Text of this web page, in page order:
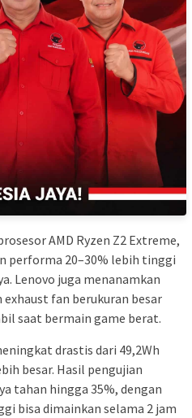
AMD Ryzen Z2 Extreme,
performa 20–30% lebih tinggi
Lenovo juga menanamkan
fan berukuran besar
saat bermain game berat.
drastis dari 49,2Wh
besar. Hasil pengujian
tahan hingga 35%, dengan
bisa dimainkan selama 2 jam